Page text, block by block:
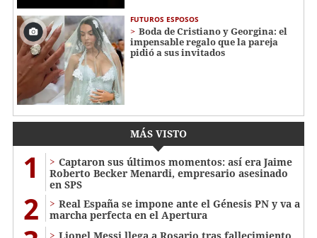
FUTUROS ESPOSOS
Boda de Cristiano y Georgina: el
impensable regalo que la pareja
pidió a sus invitados
MÁS VISTO
1
Captaron sus últimos momentos: así era Jaime
Roberto Becker Menardi​​​, empresario asesinado
en SPS
2
Real España se impone ante el Génesis PN y va a
marcha perfecta en el Apertura